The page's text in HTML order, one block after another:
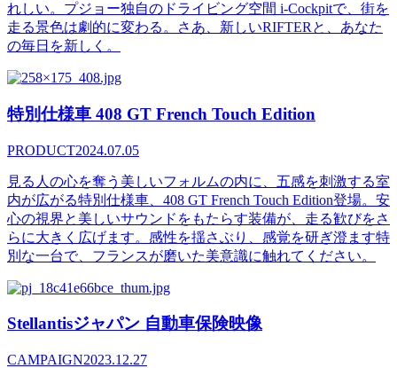
れしい。プジョー独自のドライビング空間 i-Cockpitで、街を
走る景色は劇的に変わる。さあ、新しいRIFTERと、あなた
の毎日を新しく。
特別仕様車 408 GT French Touch Edition
PRODUCT2024.07.05
見る人の心を奪う美しいフォルムの内に、五感を刺激する室
内が広がる特別仕様車、408 GT French Touch Edition登場。安
心の視界と美しいサウンドをもたらす装備が、走る歓びをさ
らに大きく広げます。感性を揺さぶり、感覚を研ぎ澄ます特
別な一台で、フランスが磨いた美意識に触れてください。
Stellantisジャパン 自動車保険映像
CAMPAIGN2023.12.27